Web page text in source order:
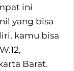
ini
yang bisa
kamu bisa
Barat.